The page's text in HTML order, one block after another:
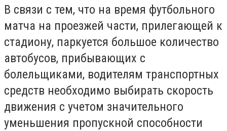
В связи с тем, что на время футбольного
матча на проезжей части, прилегающей к
стадиону, паркуется большое количество
автобусов, прибывающих с
болельщиками, водителям транспортных
средств необходимо выбирать скорость
движения с учетом значительного
уменьшения пропускной способности